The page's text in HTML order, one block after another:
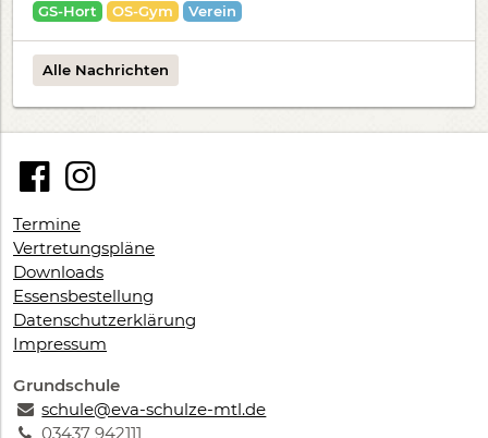
GS-Hort
OS-Gym Verein
Alle Nachrichten
Termine
Vertretungspläne
Downloads
Essensbestellung
Datenschutzerklärung
Impressum
Grundschule
schule@eva-schulze-mtl.de
03437 942111